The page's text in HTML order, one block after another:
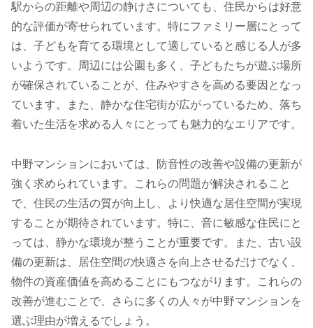
駅からの距離や周辺の静けさについても、住民からは好意
的な評価が寄せられています。特にファミリー層にとって
は、子どもを育てる環境として適していると感じる人が多
いようです。周辺には公園も多く、子どもたちが遊ぶ場所
が確保されていることが、住みやすさを高める要因となっ
ています。また、静かな住宅街が広がっているため、落ち
着いた生活を求める人々にとっても魅力的なエリアです。
中野マンションにおいては、防音性の改善や設備の更新が
強く求められています。これらの問題が解決されること
で、住民の生活の質が向上し、より快適な居住空間が実現
することが期待されています。特に、音に敏感な住民にと
っては、静かな環境が整うことが重要です。また、古い設
備の更新は、居住空間の快適さを向上させるだけでなく、
物件の資産価値を高めることにもつながります。これらの
改善が進むことで、さらに多くの人々が中野マンションを
選ぶ理由が増えるでしょう。